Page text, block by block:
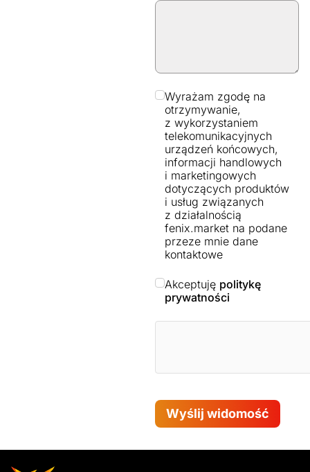
Wyrażam zgodę na
otrzymywanie,
z wykorzystaniem
telekomunikacyjnych
urządzeń końcowych,
informacji handlowych
i marketingowych
dotyczących produktów
i usług związanych
z działalnością
fenix.market na podane
przeze mnie dane
kontaktowe
Akceptuję politykę
prywatności
Wyślij widomość